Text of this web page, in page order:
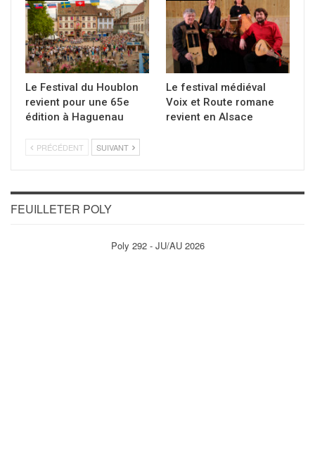
Le Festival du Houblon
revient pour une 65e
édition à Haguenau
Le festival médiéval
Voix et Route romane
revient en Alsace
PRÉCÉDENT SUIVANT
FEUILLETER POLY
Poly 292 - JU/AU 2026